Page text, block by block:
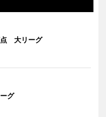
点 大リーグ
グ